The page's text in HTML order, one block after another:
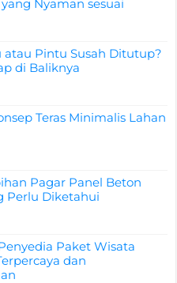
Nyaman sesuai
atau Pintu Susah Ditutup?
di Baliknya
Teras Minimalis Lahan
Pagar Panel Beton
Perlu Diketahui
Paket Wisata
dan